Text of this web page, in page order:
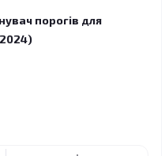
порогів для